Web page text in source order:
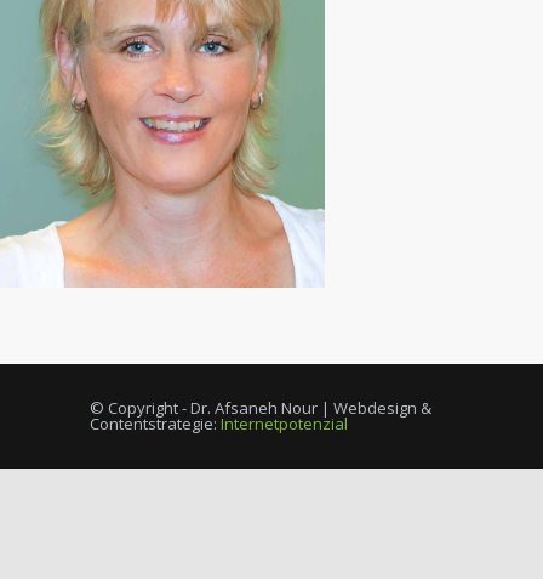
© Copyright - Dr. Afsaneh Nour | Webdesign &
Contentstrategie: Internetpotenzial